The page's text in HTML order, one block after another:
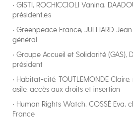
• GISTI, ROCHICCIOLI Vanina,
président.e.s
• Greenpeace France, JULLIARD
général
• Groupe Accueil et Solidarité (GAS),
président
• Habitat-cité, TOUTLEMONDE
asile, accès aux droits et insertion
• Human Rights Watch, COSSÉ Eva,
France